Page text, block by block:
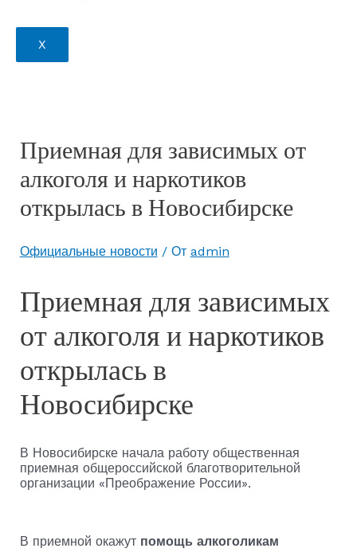
X
Приемная для зависимых от
алкоголя и наркотиков
открылась в Новосибирске
Официальные новости / От admin
Приемная для зависимых
от алкоголя и наркотиков
открылась в
Новосибирске
В Новосибирске начала работу общественная
приемная общероссийской благотворительной
организации «Преображение России».
В приемной окажут помощь алкоголикам